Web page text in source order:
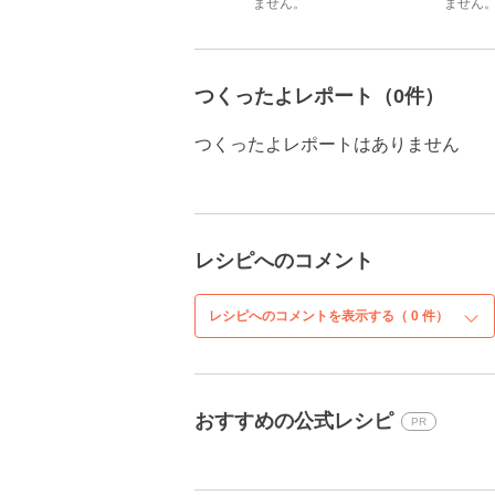
ません。
ません。
つくったよレポート（0件）
つくったよレポートはありません
レシピへのコメント
レシピへのコメントを表示する（ 0 件）
おすすめの公式レシピ PR